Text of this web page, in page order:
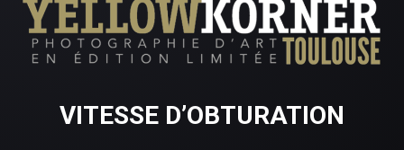
VITESSE D’OBTURATION